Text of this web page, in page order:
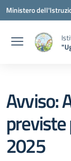
Vai ai contenuti
Vai al menu di
Vai al footer
Ministero
Avviso:
2025